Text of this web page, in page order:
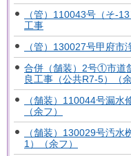
（管）110043号（そ-
工事
（管）130027号甲府
合併（舗装）2号①市道
良工事（公共R7-5）（余
（舗装）110044号漏水
（余フ）
（舗装）130029号汚
1）（余フ）